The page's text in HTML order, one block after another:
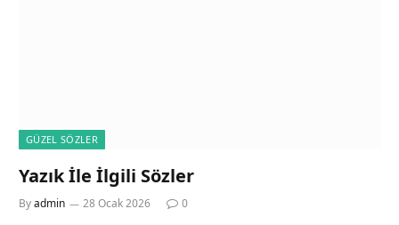
GÜZEL SÖZLER
Yazık İle İlgili Sözler
Byadmin 28 Ocak 2026 0